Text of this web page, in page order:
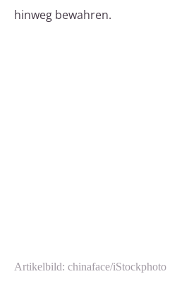
hinweg bewahren.
Artikelbild: chinaface/iStockphoto